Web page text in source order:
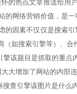
的网络营销价值，是
的因素不仅仅是搜索
如搜索引擎等）、
该题目是抓取的重点
大增加了网站的内部
查引擎该图片是什么